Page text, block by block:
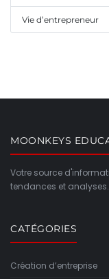
Vie d’entrepreneur
MOONKEYS
Votre source
tendances et analyses.
CATÉGORIES
Création d’entreprise